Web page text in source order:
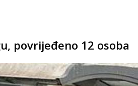
povrijeđeno 12 osoba